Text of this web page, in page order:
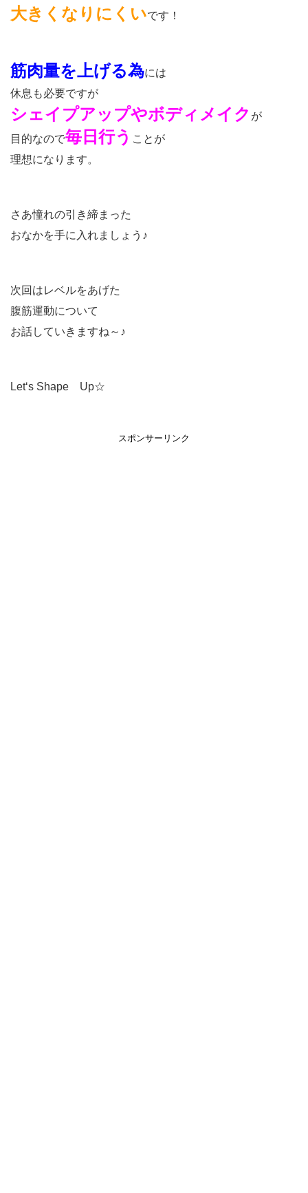
大きくなりにくいです！
筋肉量を上げる為には
休息も必要ですが
シェイプアップやボディメイク が
目的なので毎日行う ことが
理想になります。
さあ憧れの引き締まった
おなかを手に入れましょう♪
次回はレベルをあげた
腹筋運動について
お話していきますね～♪
Let‘s Shape Up☆
スポンサーリンク